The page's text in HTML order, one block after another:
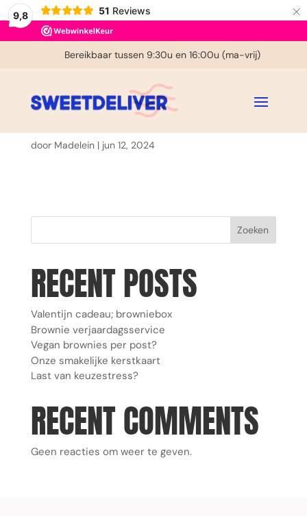
9,8 51 Reviews ×
€ 3,95 verzendkosten in NL
Bereikbaar tussen 9:30u en 16:00u (ma-vrij)
Gratis handgeschreven kaartje
PINTEREST
door Madelein| jun 12, 2024
Zoeken
RECENT POSTS
Valentijn cadeau; browniebox
Brownie verjaardagsservice
Vegan brownies per post?
Onze smakelijke kerstkaart
Last van keuzestress?
RECENT COMMENTS
Geen reacties om weer te geven.